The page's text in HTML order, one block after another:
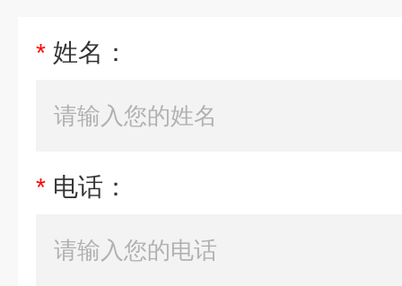
* 姓名：
* 电话：